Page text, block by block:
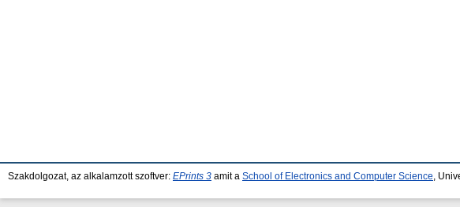
Szakdolgozat, az alkalamzott szoftver: EPrints 3 amit a School of Electronics and Computer Science ,